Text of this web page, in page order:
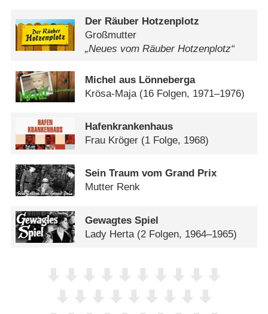
Der Räuber Hotzenplotz
Großmutter
„Neues vom Räuber Hotzenplotz“
Michel aus Lönneberga
Krösa-Maja (16 Folgen, 1971–1976)
Hafenkrankenhaus
Frau Kröger (1 Folge, 1968)
Sein Traum vom Grand Prix
Mutter Renk
Gewagtes Spiel
Lady Herta (2 Folgen, 1964–1965)